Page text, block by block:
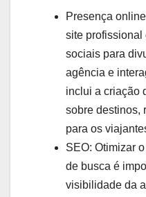
Presença
site profissional
sociais para
agência e
inclui a criação
sobre destinos,
para os
SEO: Otimizar
de busca é
visibilidade da